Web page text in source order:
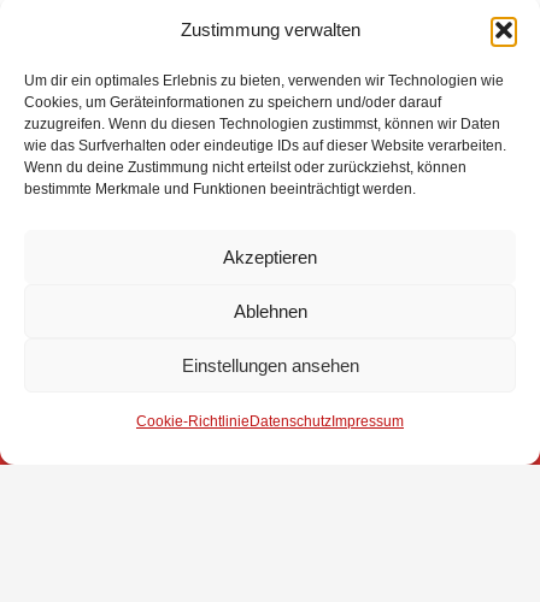
Zustimmung verwalten
Um dir ein optimales Erlebnis zu bieten, verwenden wir Technologien wie
Cookies, um Geräteinformationen zu speichern und/oder darauf
zuzugreifen. Wenn du diesen Technologien zustimmst, können wir Daten
wie das Surfverhalten oder eindeutige IDs auf dieser Website verarbeiten.
Wenn du deine Zustimmung nicht erteilst oder zurückziehst, können
bestimmte Merkmale und Funktionen beeinträchtigt werden.
Akzeptieren
Ablehnen
Einstellungen ansehen
Cookie-Richtlinie Datenschutz Impressum
Eingesetzte Kräfte: Feuerwehr Brinkum +++ Feuerwehr
Groß Mackenstedt +++ Rettungsdienst +++
Autobahnpolizei
Weitere Informationen über diesen Einsatz im